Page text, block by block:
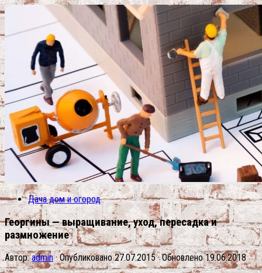
Дача дом и огород
Георгины — выращивание, уход, пересадка и
размножение
Автор:admin · Опубликовано27.07.2015· Обновлено19.06.2018